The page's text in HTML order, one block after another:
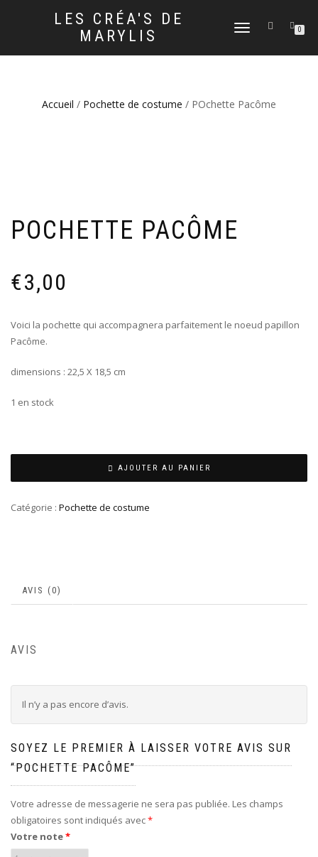
LES CRÉA'S DE
MARYLIS
DÉPLIER
NAVIGATION
0
Accueil / Pochette de costume / POchette Pacôme
POCHETTE PACÔME
€3,00
Voici la pochette qui accompagnera parfaitement le noeud papillon
Pacôme.
dimensions : 22,5 X 18,5 cm
1 en stock
AJOUTER AU PANIER
Catégorie : Pochette de costume
AVIS (0)
AVIS
Il n’y a pas encore d’avis.
SOYEZ LE PREMIER À LAISSER VOTRE AVIS SUR
“POCHETTE PACÔME”
Votre adresse de messagerie ne sera pas publiée. Les champs
obligatoires sont indiqués avec*
Votre note*